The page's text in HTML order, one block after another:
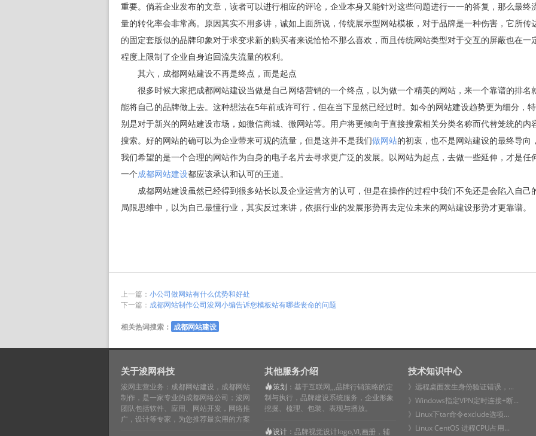
重要。倘若企业发布的文章，读者可以进行相应的评论，企业本身又能针对这些问题进行一一的答复，那么最终
量的转化率会非常高。原因其实不用多讲，诚如上面所说，传统展示型网站模板，对于品牌是一种伤害，它所传
的固定套版似的品牌印象对于求变求新的购买者来说恰恰不那么喜欢，而且传统网站类型对于交互的屏蔽也在一
程度上限制了企业自身追回流失流量的权利。
其六，成都网站建设不再是终点，而是起点
很多时候大家把成都网站建设当做是自己网络营销的一个终点，以为做一个精美的网站，来一个靠谱的排名
能将自己的品牌做上去。这种想法在5年前或许可行，但在当下显然已经过时。如今的网站建设趋势更为细分，特
别是对于新兴的网站建设市场，如微信商城、微网站等。用户将更倾向于直接搜索相关分类名称而代替笼统的内
搜索。好的网站的确可以为企业带来可观的流量，但是这并不是我们做网站的初衷，也不是网站建设的最终导向，
我们希望的是一个合理的网站作为自身的电子名片去寻求更广泛的发展。以网站为起点，去做一些延伸，才是任
一个成都网站建设都应该承认和认可的王道。
成都网站建设虽然已经得到很多站长以及企业运营方的认可，但是在操作的过程中我们不免还是会陷入自己
局限思维中，以为自己最懂行业，其实反过来讲，依据行业的发展形势再去定位未来的网站建设形势才更靠谱。
上一篇： 小公司做网站有什么优势和好处
下一篇： 成都网站制作公司浚网小编告诉您模板站有哪些丧命的问题
相关热词搜索： 成都网站建设
关于浚网科技
浚网主营业务：成都网站建设，成都网站
制作，是一家专业的成都网络公司；浚网
团队包括软件、应用、网站开发，网络推
广，设计等专家，为您推荐最实用的方案
其他服务介绍
策划： 基于互联网,,,品牌行销策略的定
制与执行，品牌建设系统服务，企业形象
挖掘、梳理、包装、表现与播放。
设计： 品牌视觉设计logo,VI,画册，辅
技术知识中心
》远程桌面发生身份验证错误，...
》Windows指定VPN定时连接+断...
》Linux下tar命令exclude选项...
》Linux CentOS 进程CPU占用...